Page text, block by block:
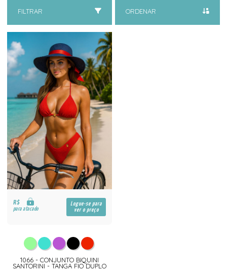
FILTRAR ORDENAR
R$
para atacado
Logue-se para
ver o preço
1066 - CONJUNTO BIQUINI
SANTORINI - TANGA FIO DUPLO